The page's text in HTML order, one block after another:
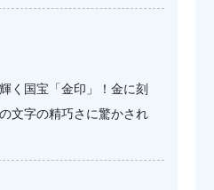
く国宝「金印」！金に刻
文字の精巧さに驚かされ